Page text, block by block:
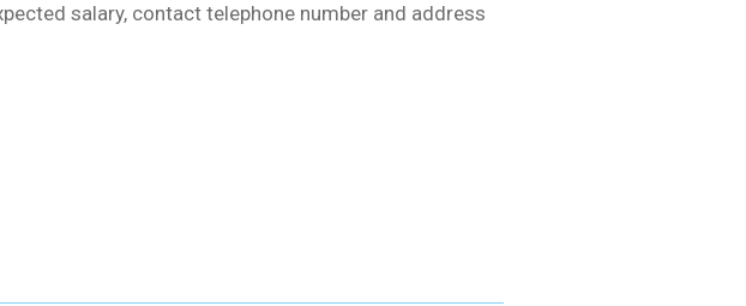
salary, contact telephone number and address